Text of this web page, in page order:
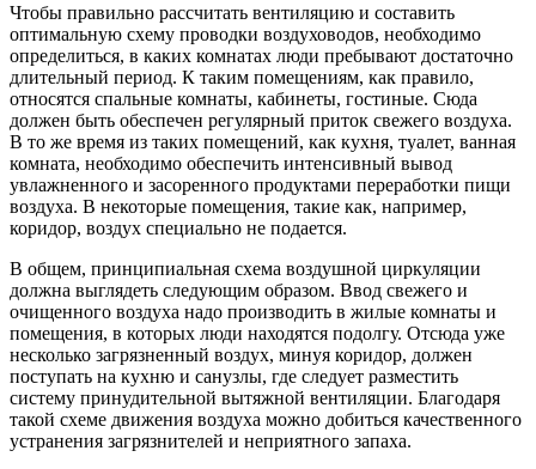
Чтобы правильно рассчитать вентиляцию и составить
оптимальную схему проводки воздуховодов, необходимо
определиться, в каких комнатах люди пребывают достаточно
длительный период. К таким помещениям, как правило,
относятся спальные комнаты, кабинеты, гостиные. Сюда
должен быть обеспечен регулярный приток свежего воздуха.
В то же время из таких помещений, как кухня, туалет, ванная
комната, необходимо обеспечить интенсивный вывод
увлажненного и засоренного продуктами переработки пищи
воздуха. В некоторые помещения, такие как, например,
коридор, воздух специально не подается.
В общем, принципиальная схема воздушной циркуляции
должна выглядеть следующим образом. Ввод свежего и
очищенного воздуха надо производить в жилые комнаты и
помещения, в которых люди находятся подолгу. Отсюда уже
несколько загрязненный воздух, минуя коридор, должен
поступать на кухню и санузлы, где следует разместить
систему принудительной вытяжной вентиляции. Благодаря
такой схеме движения воздуха можно добиться качественного
устранения загрязнителей и неприятного запаха.